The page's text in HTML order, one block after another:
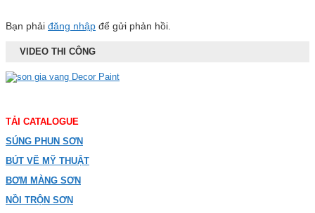
Bạn phải đăng nhập để gửi phản hồi.
VIDEO THI CÔNG
TẢI CATALOGUE
SÚNG PHUN SƠN
BÚT VẼ MỸ THUẬT
BƠM MÀNG SƠN
NỒI TRỘN SƠN